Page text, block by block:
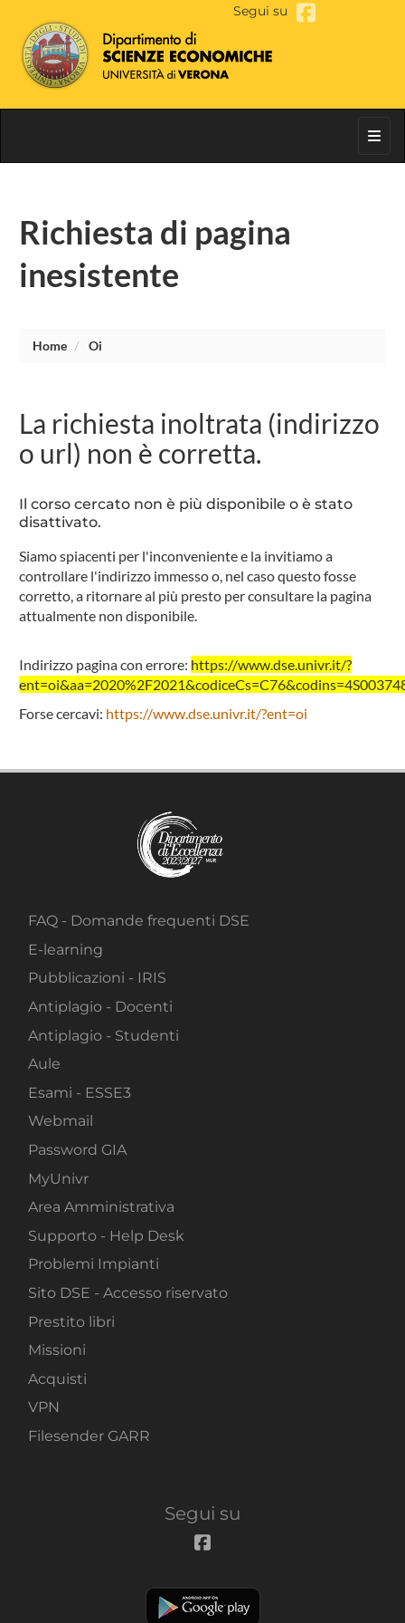
Segui su
Richiesta di pagina
inesistente
Home Oi
La richiesta inoltrata (indirizzo
o url) non è corretta.
Il corso cercato non è più disponibile o è stato
disattivato.
Siamo spiacenti per l'inconveniente e la invitiamo a
controllare l'indirizzo immesso o, nel caso questo fosse
corretto, a ritornare al più presto per consultare la pagina
attualmente non disponibile.
Indirizzo pagina con errore: https://www.dse.univr.it/?
Forse cercavi: https://www.dse.univr.it/?ent=oi
FAQ - Domande frequenti DSE
E-learning
Pubblicazioni - IRIS
Antiplagio - Docenti
Antiplagio - Studenti
Aule
Esami - ESSE3
Webmail
Password GIA
MyUnivr
Area Amministrativa
Supporto - Help Desk
Problemi Impianti
Sito DSE - Accesso riservato
Prestito libri
Missioni
Acquisti
VPN
Filesender GARR
Segui su